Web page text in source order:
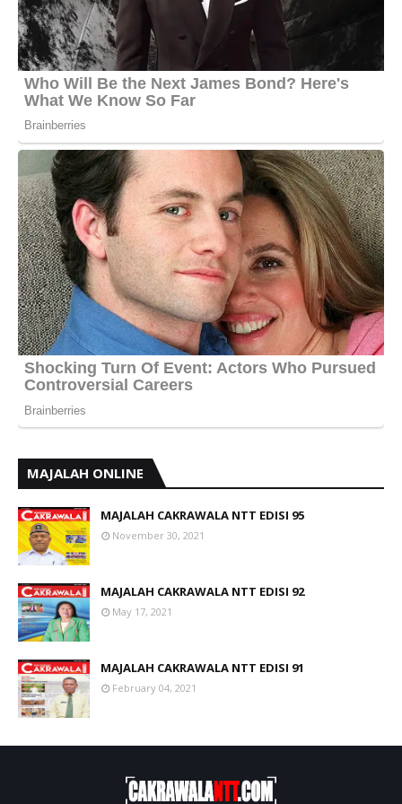
MAJALAH ONLINE
MAJALAH CAKRAWALA NTT EDISI 95
November 30, 2021
MAJALAH CAKRAWALA NTT EDISI 92
May 17, 2021
MAJALAH CAKRAWALA NTT EDISI 91
February 04, 2021